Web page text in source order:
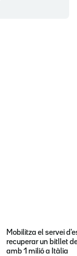
Mobilitza el servei
recuperar un bitllet
amb 1 milió a Itàlia